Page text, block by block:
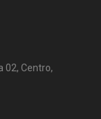
02, Centro,